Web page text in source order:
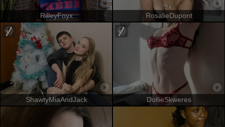
RilleyFoyx RosalieDupont
ShawtyMiaAndJack DollieSkweres